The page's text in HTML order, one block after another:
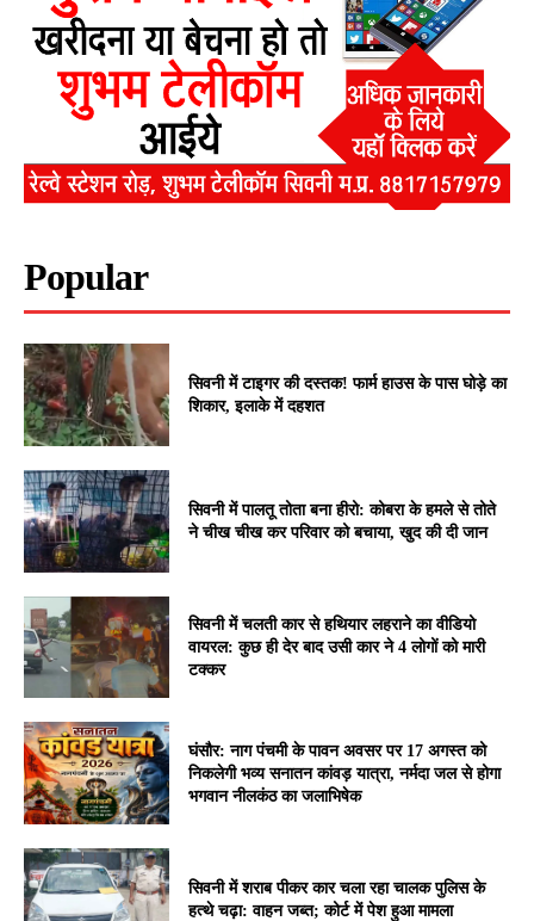
Popular
सिवनी में टाइगर की दस्तक! फार्म हाउस के पास घोड़े का
शिकार, इलाके में दहशत
सिवनी में पालतू तोता बना हीरो: कोबरा के हमले से तोते
ने चीख चीख कर परिवार को बचाया, खुद की दी जान
सिवनी में चलती कार से हथियार लहराने का वीडियो
वायरल: कुछ ही देर बाद उसी कार ने 4 लोगों को मारी
टक्कर
घंसौर: नाग पंचमी के पावन अवसर पर 17 अगस्त को
निकलेगी भव्य सनातन कांवड़ यात्रा, नर्मदा जल से होगा
भगवान नीलकंठ का जलाभिषेक
सिवनी में शराब पीकर कार चला रहा चालक पुलिस के
हत्थे चढ़ा: वाहन जब्त; कोर्ट में पेश हुआ मामला